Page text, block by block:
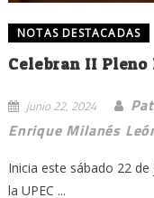
NOTAS DESTACADAS
Celebran II Pleno
junio 22, 2024
Enrique Milanés
Inicia este sábado 22
la UPEC ...